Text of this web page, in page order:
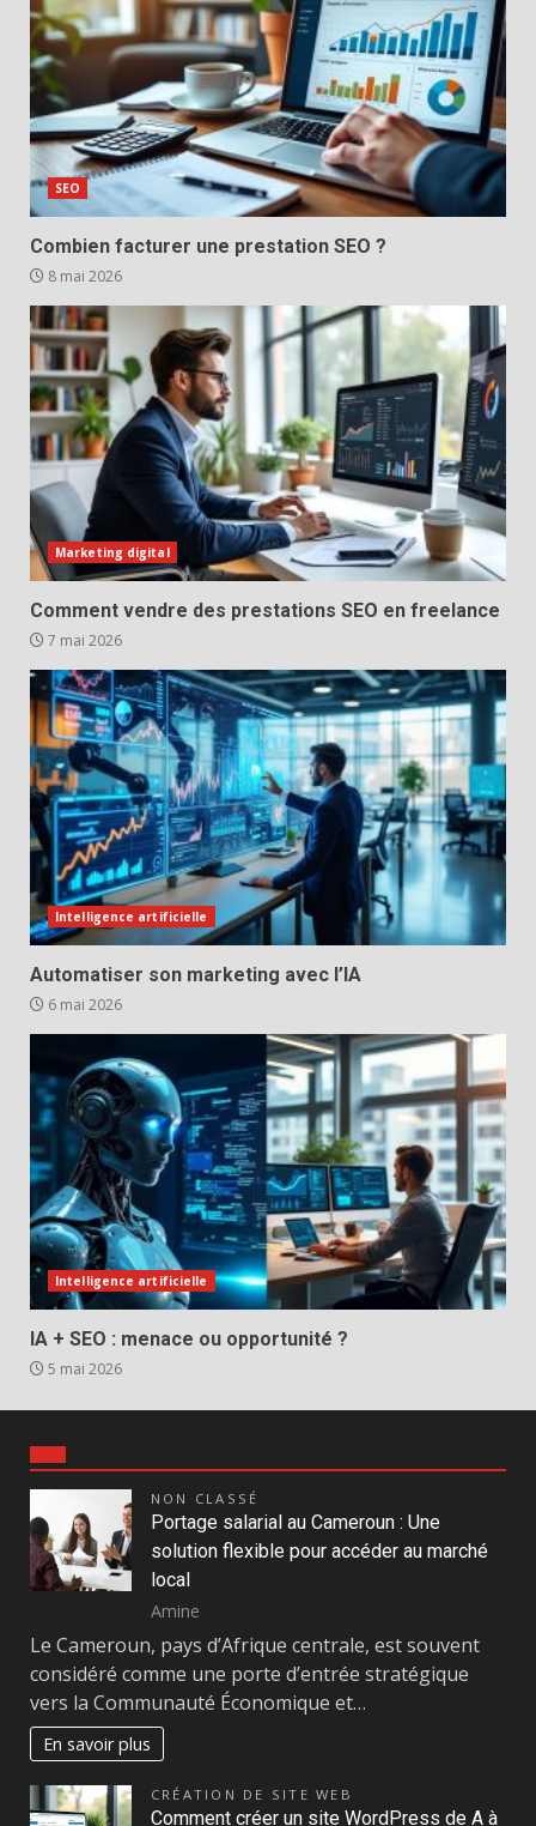
SEO
Combien facturer une prestation SEO ?
8 mai 2026
Marketing digital
Comment vendre des prestations SEO en freelance
7 mai 2026
Intelligence artificielle
Automatiser son marketing avec l’IA
6 mai 2026
Intelligence artificielle
IA + SEO : menace ou opportunité ?
5 mai 2026
NON CLASSÉ
Portage salarial au Cameroun : Une
solution flexible pour accéder au marché
local
Amine
Le Cameroun, pays d’Afrique centrale, est souvent
considéré comme une porte d’entrée stratégique
vers la Communauté Économique et…
En savoir plus
CRÉATION DE SITE WEB
Comment créer un site WordPress de A à